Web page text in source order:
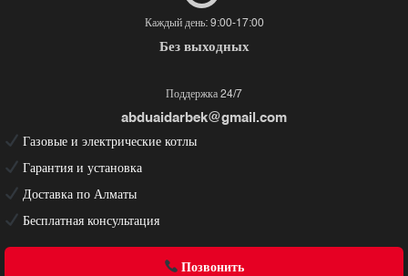
Каждый день: 9:00-17:00
Без выходных
Поддержка 24/7
abduaidarbek@gmail.com
Газовые и электрические котлы
Гарантия и установка
Доставка по Алматы
Бесплатная консультация
Позвонить